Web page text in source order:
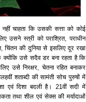
नहीं चाहता कि उसकी सत्ता को कोई
उसने स्त्री को पराश्रित, पराधीन
चिंतन की दुनिया से इसलिए दूर रखा
उसे सदैव डर बना रहता है कि
उसे निरक्षर, चेतना रहित बनाकर
शताब्दी की सामंती सोच पुरुषों में
दिशा बदली है। 21वीं सदी में
तथा शील एवं सेक्स की मर्यादाओं